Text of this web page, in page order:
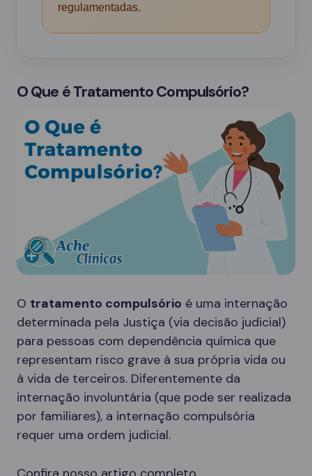
regulamentadas.
O Que é Tratamento Compulsório?
O tratamento compulsório é uma internação
determinada pela Justiça (via decisão judicial)
para pessoas com dependência química que
representam risco grave à sua própria vida ou
à vida de terceiros. Diferentemente da
internação involuntária (que pode ser realizada
por familiares), a internação compulsória
requer uma ordem judicial.